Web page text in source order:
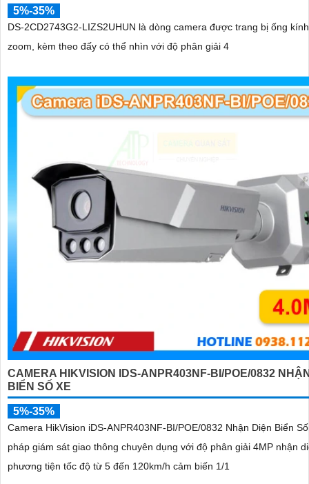
5%-35%
DS-2CD2743G2-LIZS2UHUN là dòng camera được trang bị ống
zoom, kèm theo đấy có thể nhìn với độ phân giải 4
CAMERA HIKVISION IDS-ANPR403NF-BI/POE/0832
BIỂN SỐ XE
5%-35%
Camera HikVision iDS-ANPR403NF-BI/POE/0832 Nhận Diện Biển
pháp giám sát giao thông chuyên dụng với độ phân giải 4MP nhận
phương tiện tốc độ từ 5 đến 120km/h cảm biến 1/1